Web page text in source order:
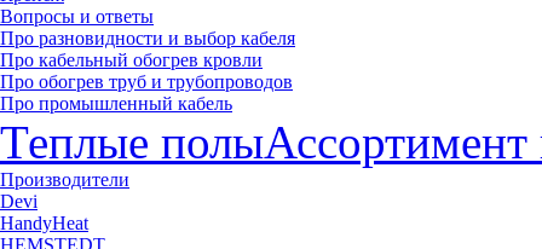
Вопросы и ответы
Про разновидности и выбор кабеля
Про кабельный обогрев кровли
Про обогрев труб и трубопроводов
Про промышленный кабель
Теплые полы
Производители
Devi
HandyHeat
HEMSTEDT